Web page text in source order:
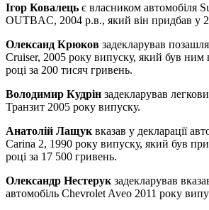
Ігор Ковалець є власником автомобіля
OUTBAC, 2004 р.в., який він придбав у
Олександ Крюков задекларував
Cruiser, 2005 року випуску, який був
році за 200 тисяч гривень.
Володимир Кудрін задекларував
Транзит 2005 року випуску.
Анатолій Лащук вказав у декларації
Carina 2, 1990 року випуску, який був
році за 17 500 гривень.
Олександр Нестерук задекларував
автомобіль Chevrolet Aveo 2011 року